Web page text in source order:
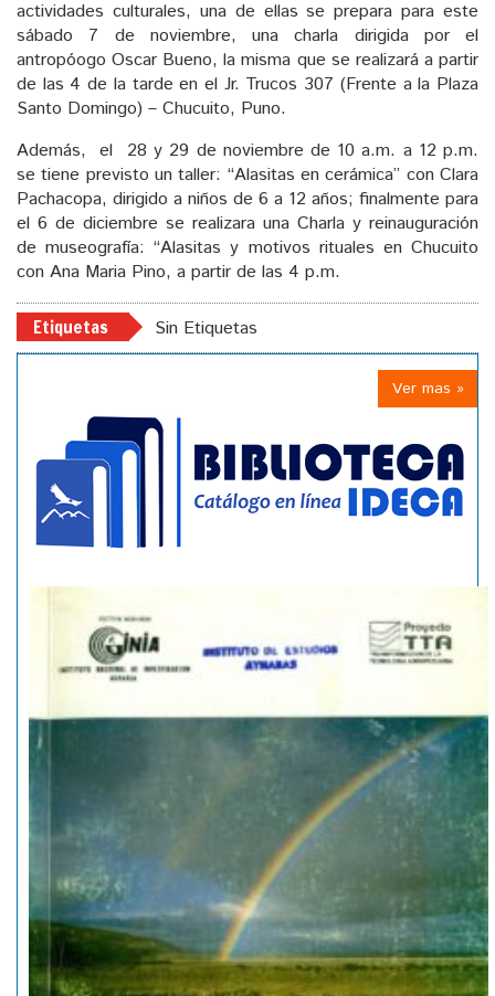
actividades culturales, una de ellas se prepara para este
sábado 7 de noviembre, una charla dirigida por el
antropóogo Oscar Bueno, la misma que se realizará a partir
de las 4 de la tarde en el Jr. Trucos 307 (Frente a la Plaza
Santo Domingo) – Chucuito, Puno.
Además, el 28 y 29 de noviembre de 10 a.m. a 12 p.m.
se tiene previsto un taller: “Alasitas en cerámica” con Clara
Pachacopa, dirigido a niños de 6 a 12 años; finalmente para
el 6 de diciembre se realizara una Charla y reinauguración
de museografía: “Alasitas y motivos rituales en Chucuito
con Ana Maria Pino, a partir de las 4 p.m.
Etiquetas Sin Etiquetas
Ver mas »